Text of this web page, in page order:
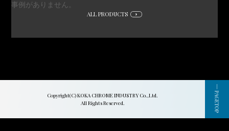
事例がありません。
ALL PRODUCTS
Copyright(C) KOKA CHROME INDUSTRY Co.,Ltd.
All Rights Reserved.